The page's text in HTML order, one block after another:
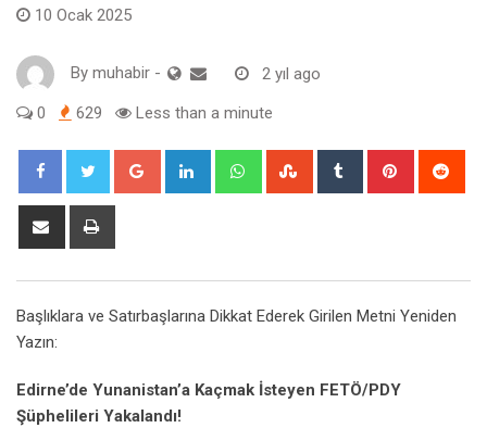
10 Ocak 2025
By muhabir - 2 yıl ago
0 629 Less than a minute
Google+ LinkedIn WhatsappStumbleUpon
Tumblr Pinterest
Share
Başlıklara ve Satırbaşlarına Dikkat Ederek Girilen Metni Yeniden
Yazın:
Edirne’de Yunanistan’a Kaçmak İsteyen FETÖ/PDY
Şüphelileri Yakalandı!